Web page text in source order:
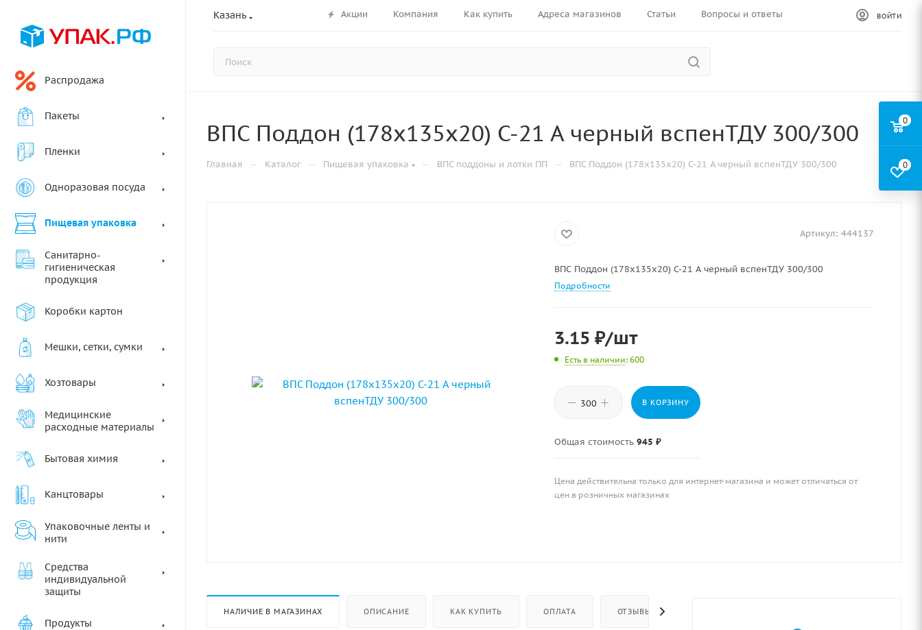
Казань Акции Компания Как купить Адреса магазинов Статьи Вопросы и ответы ВОЙТИ
Распродажа
Пакеты
Пленки
Одноразовая посуда
Пищевая упаковка
Санитарно-
гигиеническая
продукция
Коробки картон
Мешки, сетки, сумки
Хозтовары
Медицинские
расходные материалы
Бытовая химия
Канцтовары
Упаковочные ленты и
нити
Средства
индивидуальной
защиты
Продукты
ВПС Поддон (178х135х20) С-21 А черный вспенТДУ 300/300
Главная — Каталог — Пищевая упаковка — ВПС поддоны и лотки ПП — ВПС Поддон (178х135х20) С-21 А черный вспенТДУ 300/300
Артикул: 444137
ВПС Поддон (178х135х20) С-21 А черный вспенТДУ 300/300
Подробности
3.15 ₽/шт
Есть в наличии: 600
В КОРЗИНУ
Общая стоимость 945 ₽
Цена действительна только для интернет-магазина и может отличаться от
цен в розничных магазинах
НАЛИЧИЕ В МАГАЗИНАХ ОПИСАНИЕ КАК КУПИТЬ ОПЛАТА ОТЗЫВЫ
0
0